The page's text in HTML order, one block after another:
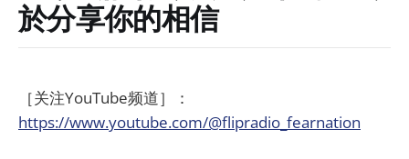
於分享你的相信
［关注YouTube频道］：
https://www.youtube.com/@flipradio_fearnation